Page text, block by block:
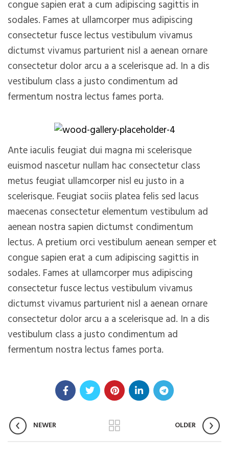
congue sapien erat a cum adipiscing sagittis in
sodales. Fames at ullamcorper mus adipiscing
consectetur fusce lectus vestibulum vivamus
dictumst vivamus parturient nisl a aenean ornare
consectetur dolor arcu a a scelerisque ad. In a dis
vestibulum class a justo condimentum ad
fermentum nostra lectus fames porta.
Ante iaculis feugiat dui magna mi scelerisque
euismod nascetur nullam hac consectetur class
metus feugiat ullamcorper nisl eu justo in a
scelerisque. Feugiat sociis platea felis sed lacus
maecenas consectetur elementum vestibulum ad
aenean nostra sapien dictumst condimentum
lectus. A pretium orci vestibulum aenean semper et
congue sapien erat a cum adipiscing sagittis in
sodales. Fames at ullamcorper mus adipiscing
consectetur fusce lectus vestibulum vivamus
dictumst vivamus parturient nisl a aenean ornare
consectetur dolor arcu a a scelerisque ad. In a dis
vestibulum class a justo condimentum ad
fermentum nostra lectus fames porta.
NEWER OLDER